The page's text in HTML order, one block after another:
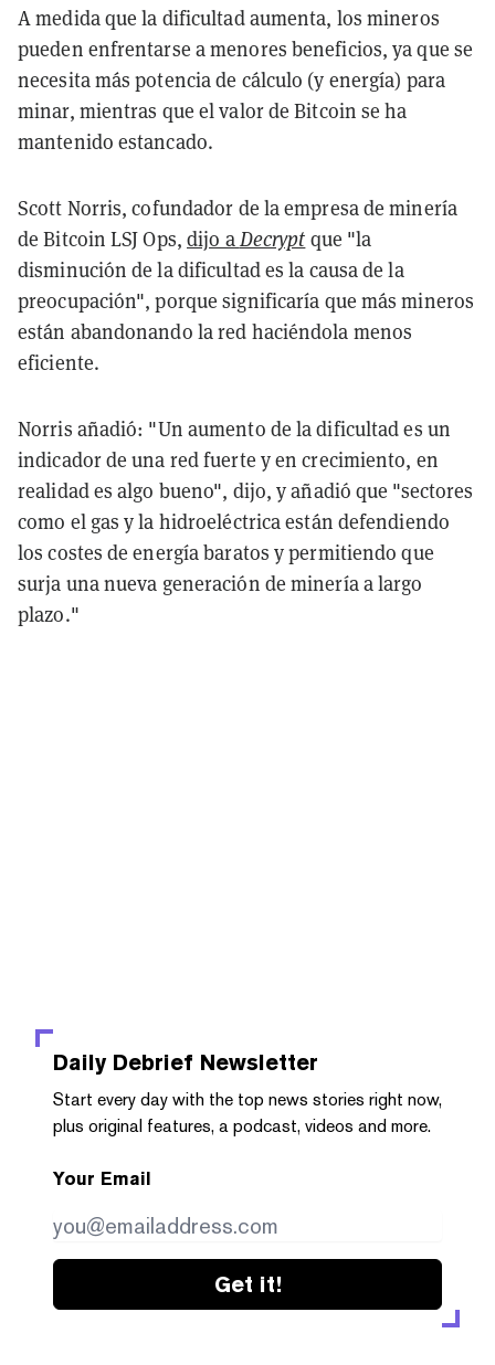
A medida que la dificultad aumenta, los mineros
pueden enfrentarse a menores beneficios, ya que se
necesita más potencia de cálculo (y energía) para
minar, mientras que el valor de Bitcoin se ha
mantenido estancado.
Scott Norris, cofundador de la empresa de minería
de Bitcoin LSJ Ops, dijo a Decrypt que "la
disminución de la dificultad es la causa de la
preocupación", porque significaría que más mineros
están abandonando la red haciéndola menos
eficiente.
Norris añadió: "Un aumento de la dificultad es un
indicador de una red fuerte y en crecimiento, en
realidad es algo bueno", dijo, y añadió que "sectores
como el gas y la hidroeléctrica están defendiendo
los costes de energía baratos y permitiendo que
surja una nueva generación de minería a largo
plazo."
Daily Debrief Newsletter
Start every day with the top news stories right now,
plus original features, a podcast, videos and more.
Your Email
Get it!